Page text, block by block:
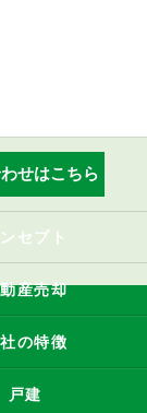
せはこちら
セプト
産売却
の特徴
戸建